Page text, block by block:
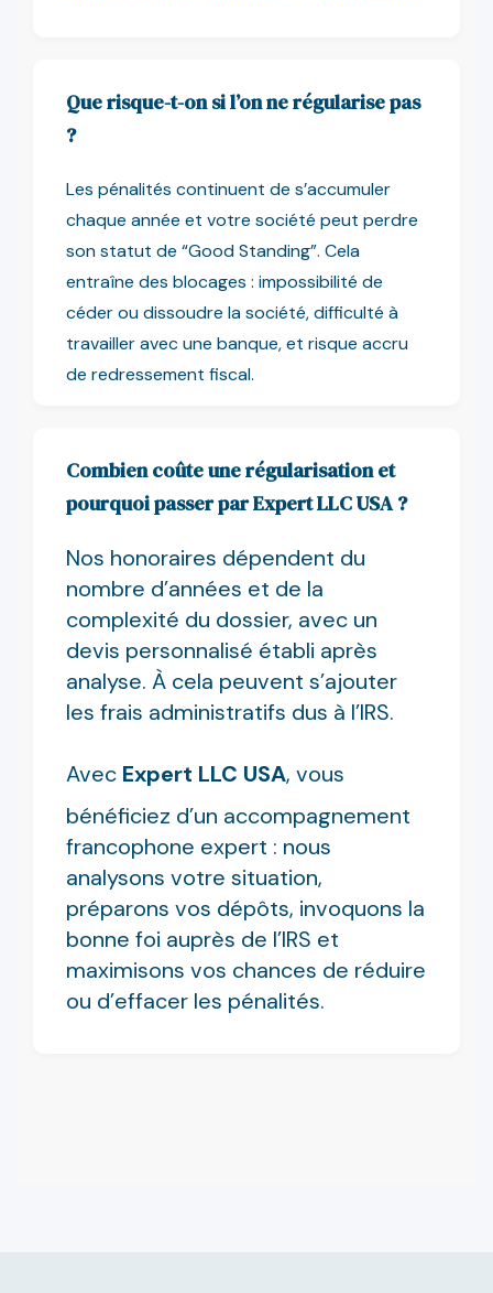
Que risque-t-on si l’on ne régularise pas
?
Les pénalités continuent de s’accumuler
chaque année et votre société peut perdre
son statut de “Good Standing”. Cela
entraîne des blocages : impossibilité de
céder ou dissoudre la société, difficulté à
travailler avec une banque, et risque accru
de redressement fiscal.
Combien coûte une régularisation et
pourquoi passer par Expert LLC USA ?
Nos honoraires dépendent du
nombre d’années et de la
complexité du dossier, avec un
devis personnalisé établi après
analyse. À cela peuvent s’ajouter
les frais administratifs dus à l’IRS.
Avec Expert LLC USA, vous
bénéficiez d’un accompagnement
francophone expert : nous
analysons votre situation,
préparons vos dépôts, invoquons la
bonne foi auprès de l’IRS et
maximisons vos chances de réduire
ou d’effacer les pénalités.